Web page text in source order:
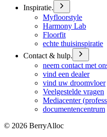
Inspiratie.
Myfloorstyle
Harmony Lab
Floorfit
echte thuisinspiratie
Contact & hulp.
neem contact met
vind een dealer
vind uw droomvloer
Veelgestelde vragen
Mediacenter
documentencentrum
© 2026 BerryAlloc